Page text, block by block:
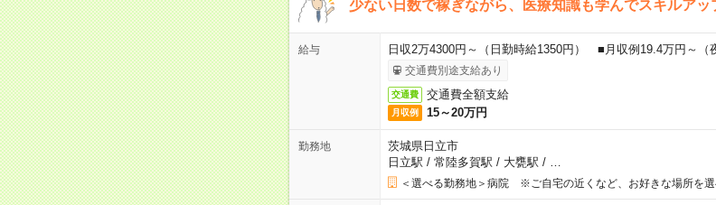
少ない日数で稼ぎながら、医療知識も学んでスキルアッ
給与 日収2万4300円～（日勤時給1350円） ■月収例19.4万円～（
交通費別途支給あり
交通費 交通費全額支給
月収例 15～20万円
勤務地
茨城県日立市
日立駅 / 常陸多賀駅 / 大甕駅 /
＜選べる勤務地＞病院 ※ご自宅の近くなど、お好きな場所を選